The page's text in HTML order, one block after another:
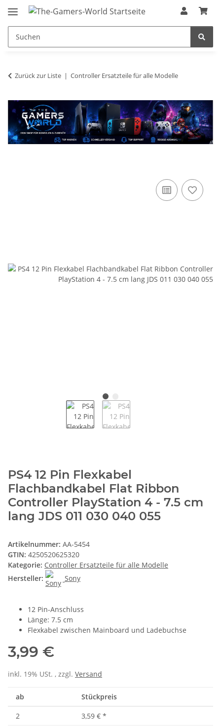
Zurück zur Liste Controller Ersatzteile für alle Modelle
PS4 12 Pin Flexkabel
Flachbandkabel Flat Ribbon
Controller PlayStation 4 - 7.5 cm
lang JDS 011 030 040 055
Artikelnummer: AA-5454
GTIN: 4250520625320
Kategorie: Controller Ersatzteile für alle Modelle
Hersteller:
Sony
12 Pin-Anschluss
Länge: 7.5 cm
Flexkabel zwischen Mainboard und Ladebuchse
3,99 €
inkl. 19% USt. , zzgl. Versand
ab Stückpreis
2 3,59 € *